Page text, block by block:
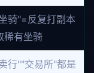
骑"=反复打副本
稀有坐骑
行""交易所"都是